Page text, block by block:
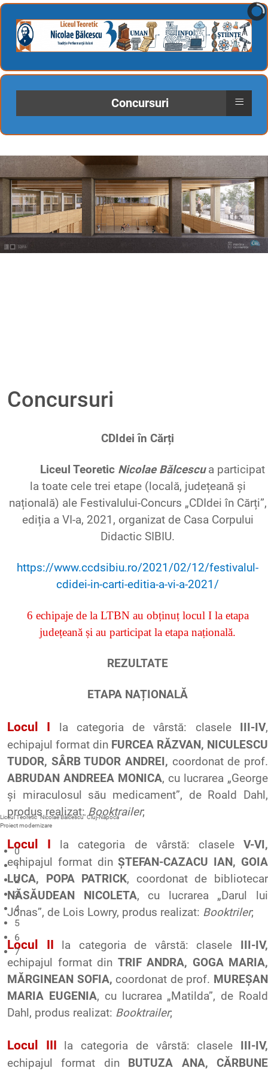
Concursuri ≡
Liceul Teoretic "Nicolae Bălcescu" Cluj-Napoca
Proiect modernizare
0
1
2
3
4
5
6
7
Concursuri
CDIdei în Cărți
Liceul Teoretic Nicolae Bălcescu a participat
la toate cele trei etape( locală, județeană și
națională) ale Festivalului-Concurs „CDIdei în Cărți”,
edițiaa VI-a, 2021, organizatde Casa Corpului
Didactic SIBIU.
https://www.ccdsibiu.ro/2021/02/12/festivalul-
cdidei-in-carti-editia-a-vi-a-2021/
6 echipajede la LTBN au obținuț locul I la etapa
județeană și au participat la etapa națională.
REZULTATE
ETAPA NAȚIONALĂ
Locul I la categoriadevârstă: clasele III-IV,
echipajul format din FURCEA RĂZVAN, NICULESCU
TUDOR, SÂRB TUDOR ANDREI, coordonatde prof.
ABRUDAN ANDREEA MONICA, cu lucrarea „George
și miraculosul său medicament”, de Roald Dahl,
produs realizat:Booktrailer;
Locul I la categoria de vârstă: clasele
V-VI,
echipajul
format dinȘTEFAN-CAZACU IAN, GOIA
LUCA, POPA PATRICK, coordonat de bibliotecar
NĂSĂUDEAN NICOLETA, cu lucrarea „Darul lui
Jonas”, de Lois Lowry, produs realizat: Booktriler;
Locul II la categoria de vârstă: clasele
III-IV,
echipajul format din TRIF ANDRA, GOGA MARIA,
MĂRGINEAN SOFIA, coordonat de prof. MUREȘAN
MARIA EUGENIA, cu lucrarea „Matilda”, de Roald
Dahl , produs realizat: Booktrailer;
Locul III la categoria de vârstă: clasele
III-IV,
echipajul format din
BUTUZA ANA, CĂRBUNE